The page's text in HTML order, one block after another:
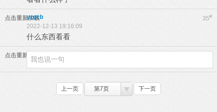
点击重新加载 35#
yzgcb
2022-12-13 19:16:09
什么东西看看
点击重新加载
上一页 第7页 下一页